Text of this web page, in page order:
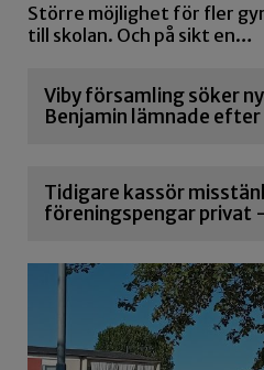
Större möjlighet för fler
till skolan. Och på sikt en…
Viby församling söker
Benjamin lämnade efter
Tidigare kassör
föreningspengar privat